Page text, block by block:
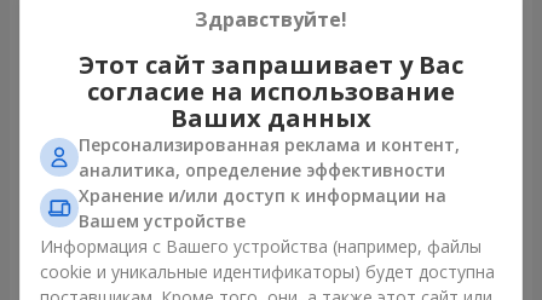
Букет "Цветные сны"
3 656 грн
Заказать
Букет "Цветочное Selfie!"
Заказать
Здравствуйте!
Этот сайт запрашивает у Вас
согласие на использование
Ваших данных
Персонализированная реклама и контент,
аналитика, определение эффективности
Хранение и/или доступ к информации на
Вашем устройстве
Информация с Вашего устройства (например, файлы
cookie и уникальные идентификаторы) будет доступна